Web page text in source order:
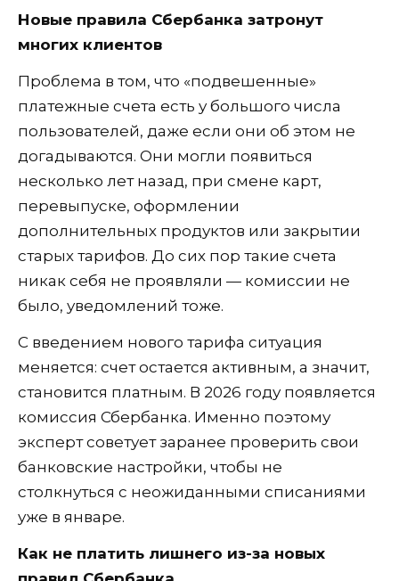
Новые правила Сбербанка затронут
многих клиентов
Проблема в том, что «подвешенные»
платежные счета есть у большого числа
пользователей, даже если они об этом не
догадываются. Они могли появиться
несколько лет назад, при смене карт,
перевыпуске, оформлении
дополнительных продуктов или закрытии
старых тарифов. До сих пор такие счета
никак себя не проявляли — комиссии не
было, уведомлений тоже.
С введением нового тарифа ситуация
меняется: счет остается активным, а значит,
становится платным. В 2026 году появляется
комиссия Сбербанка. Именно поэтому
эксперт советует заранее проверить свои
банковские настройки, чтобы не
столкнуться с неожиданными списаниями
уже в январе.
Как не платить лишнего из-за новых